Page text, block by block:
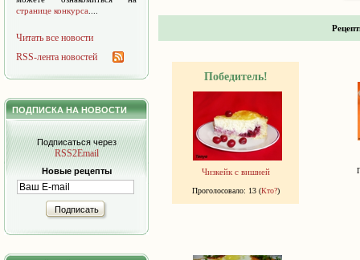
странице конкурса
Читать все новости
RSS-лента новостей
ПОДПИСКА НА НОВОСТИ
Подписаться через
RSS2Email
Новые рецепты
Подписать
Победитель!
Чизкейк с вишней
Проголосовало: 13 (Кто?)